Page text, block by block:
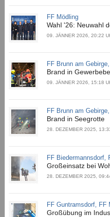
FF Mödling
Wahl '26: Neuwahl
09. JÄNNER 2026, 20:22
FF Brunn am Gebirge,
Brand in
09. JÄNNER 2026, 15:18
FF Brunn am Gebirge,
Brand in Seegrotte
28. DEZEMBER 2025,
FF Biedermannsdorf,
Großeinsatz bei
28. DEZEMBER 2025,
FF Guntramsdorf, FF
Großübung im